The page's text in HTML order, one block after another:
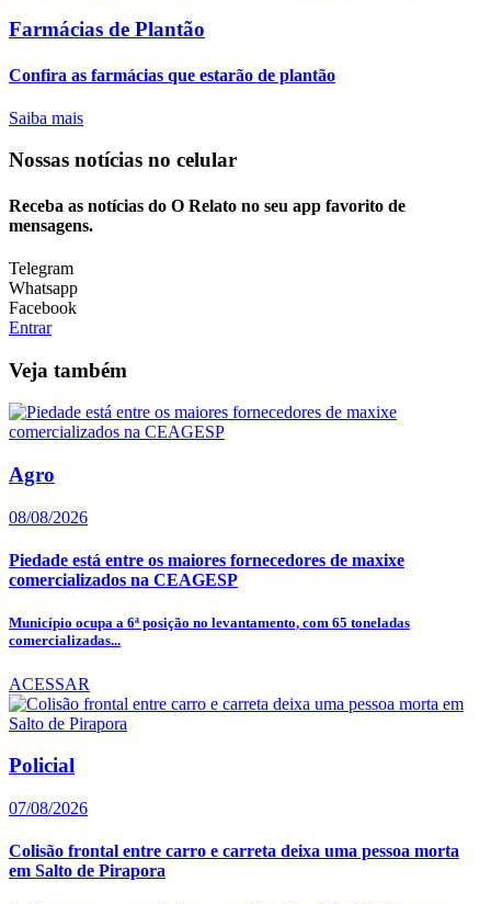
Farmácias de Plantão
Confira as farmácias que estarão de plantão
Saiba mais
Nossas notícias no celular
Receba as notícias do O Relato no seu app favorito de
mensagens.
Telegram
Whatsapp
Facebook
Entrar
Veja também
Agro
08/08/2026
Piedade está entre os maiores fornecedores de maxixe
comercializados na CEAGESP
Município ocupa a 6ª posição no levantamento, com 65 toneladas
comercializadas...
ACESSAR
Policial
07/08/2026
Colisão frontal entre carro e carreta deixa uma pessoa morta
em Salto de Pirapora